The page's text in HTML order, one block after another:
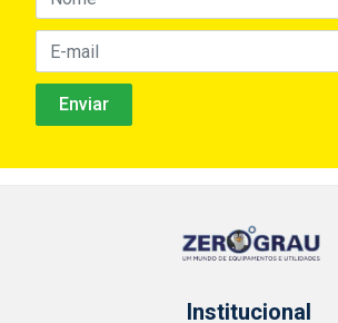
Institucional